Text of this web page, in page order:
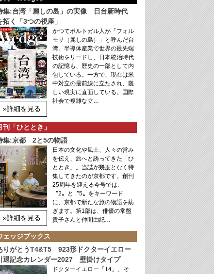
集:台湾「麗しの島」の実像 日台新時代
拓く「3つの視座」
»詳細を見る
かつてポルトガル人が「フォル
モサ（麗しの島）」と呼んだ台
湾。半導体産業で世界の最先端
技術をリードし、日本統治時代
の記憶も、歴史の一部として内
包している。一方で、現在は米
中対立の最前線に立たされ、難
しい現実に直面している。国際
社会で複雑な立…
刊「ひととき」
集:京都 2と5の物語
»詳細を見る
日本の文化や風土、人々の営み
を伝え、旅へと誘ってきた「ひ
ととき」。当誌が幾度となく特
集してきたのが京都です。創刊
25周年を迎える今号では、
〝2〟と〝5〟をキーワード
に、京都で新たな旅の物語を紡
ぎます。第1部は、俳優の常盤
貴子さんと仲間由紀…
ェッジブックス
りがとうT4&T5 923形ドクターイエロー
退記念カレンダー2027 壁掛けタイプ
ドクターイエロー「T4」、そ